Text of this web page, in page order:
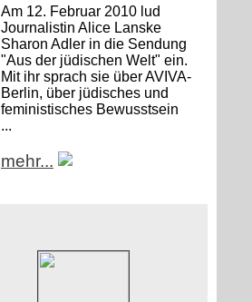
Am 12. Februar 2010 lud
Journalistin Alice Lanske
Sharon Adler in die Sendung
"Aus der jüdischen Welt" ein.
Mit ihr sprach sie über AVIVA-
Berlin, über jüdisches und
feministisches Bewusstsein
...
mehr...